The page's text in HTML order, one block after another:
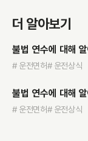
더 알아보기
불법 연수에 대해
# 운전면허# 운전상식
불법 연수에 대해
# 운전면허# 운전상식